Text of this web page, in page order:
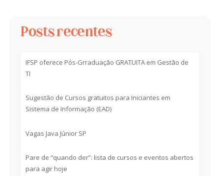
Posts recentes
IFSP oferece Pós-Grraduação GRATUITA em Gestão de
TI
Sugestão de Cursos gratuitos para Iniciantes em
Sistema de Informação (EAD)
Vagas Java Júnior SP
Pare de “quando der”: lista de cursos e eventos abertos
para agir hoje